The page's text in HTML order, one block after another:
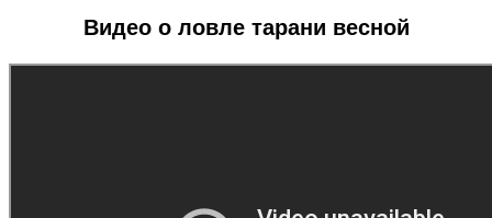
Видео о ловле тарани весной